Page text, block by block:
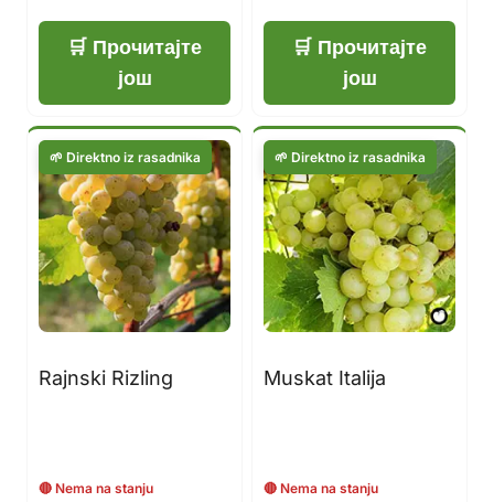
Прочитајте
још
Прочитајте
још
Rajnski Rizling Muskat Italija